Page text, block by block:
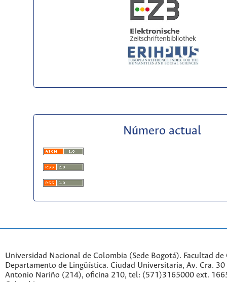
Número actual
Universidad Nacional de Colombia (Sede Bogotá). Facultad de
Departamento de Lingüística. Ciudad Universitaria, Av. Cra.
Antonio Nariño (214), oficina 210, tel: (571)3165000 ext.